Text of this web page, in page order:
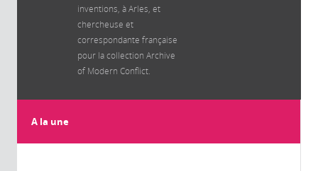
inventions, à Arles, et
chercheuse et
correspondante française
pour la collection Archive
of Modern Conflict.
A la une